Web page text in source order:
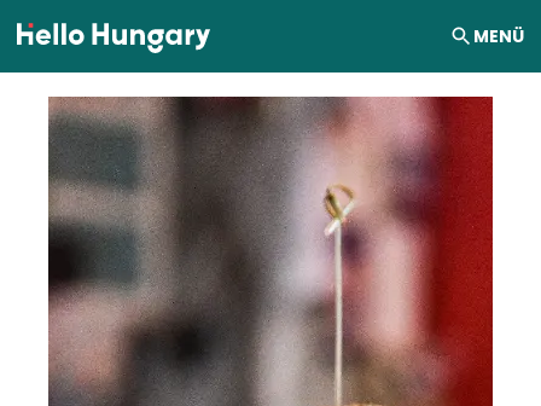
Ugrás a tartalomhoz MENÜ